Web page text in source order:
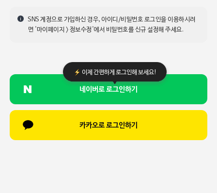
SNS 계정으로 가입하신 경우, 아이디/비밀번호 로그인을 이용하시려
면 '마이페이지 > 정보수정'에서 비밀번호를 신규 설정해 주세요.
이제 간편하게 로그인해 보세요!
네이버로 로그인하기
카카오로 로그인하기